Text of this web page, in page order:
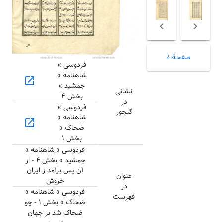
صفحهٔ 2
نشانی
در
گنجور
فردوسی »
شاهنامه »
جمشید »
بخش ۴
open_in_new
فردوسی »
شاهنامه »
ضحاک »
بخش ۱
open_in_new
عنوان
در
فهرست
فردوسی » شاهنامه »
جمشید » بخش ۴ - از
آن پس برآمد ز ایران
خروش
فردوسی » شاهنامه »
ضحاک » بخش ۱ - چو
ضحاک شد بر جهان